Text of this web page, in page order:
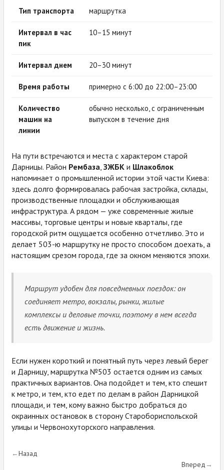
Тип транспорта маршрутка
Интервал в час
пик
10–15 минут
Интервал днем 20–30 минут
Время работы примерно с 6:00 до 22:00–23:00
Количество
машин на
линии
обычно несколько, с ограниченным
выпуском в течение дня
На пути встречаются и места с характером старой
Дарницы. Район Рембаза, ЗЖБК и Шлакоблок
напоминает о промышленной истории этой части Киева:
здесь долго формировалась рабочая застройка, склады,
производственные площадки и обслуживающая
инфраструктура. А рядом — уже современные жилые
массивы, торговые центры и новые кварталы, где
городской ритм ощущается особенно отчетливо. Это и
делает 503-ю маршрутку не просто способом доехать, а
настоящим срезом города, где за окном меняются эпохи.
Маршрут удобен для повседневных поездок: он
соединяет метро, вокзалы, рынки, жилые
комплексы и деловые точки, поэтому в нем всегда
есть движение и жизнь.
Если нужен короткий и понятный путь через левый берег
и Дарницу, маршрутка №503 остается одним из самых
практичных вариантов. Она подойдет и тем, кто спешит
к метро, и тем, кто едет по делам в район Дарницкой
площади, и тем, кому важно быстро добраться до
окраинных остановок в сторону Старобориспольской
улицы и Червонохуторского направления.
Назад
Вперед